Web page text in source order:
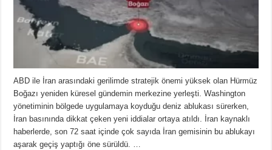
ABD ile İran arasındaki gerilimde stratejik önemi yüksek olan Hürmüz
Boğazı yeniden küresel gündemin merkezine yerleşti. Washington
yönetiminin bölgede uygulamaya koyduğu deniz ablukası sürerken,
İran basınında dikkat çeken yeni iddialar ortaya atıldı. İran kaynaklı
haberlerde, son 72 saat içinde çok sayıda İran gemisinin bu ablukayı
aşarak geçiş yaptığı öne sürüldü. …